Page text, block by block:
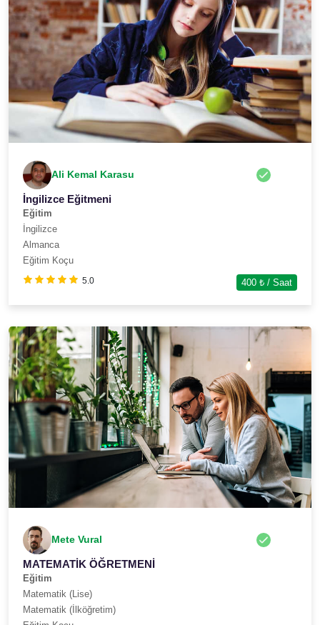
Ali Kemal Karasu
İngilizce Eğitmeni
Eğitim
İngilizce
Almanca
Eğitim Koçu
5.0 400 ₺ / Saat
Mete Vural
MATEMATİK ÖĞRETMENİ
Eğitim
Matematik (Lise)
Matematik (İlköğretim)